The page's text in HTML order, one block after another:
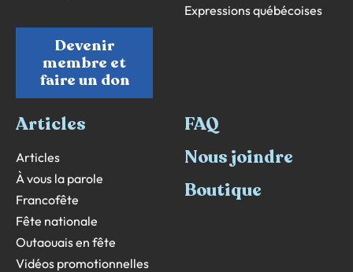
Devenir
membre et
faire un don
Expressions québécoises
Articles
Articles
À vous la parole
Francofête
Fête nationale
Outaouais en fête
Vidéos promotionnelles
FAQ
Nous joindre
Boutique